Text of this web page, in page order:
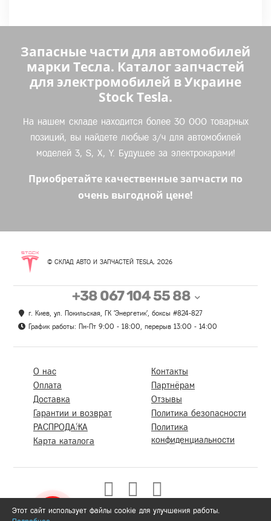
Запасные части для автомобилей
марки Тесла. Каталог запчастей
для электромобилей в Украине
Stock Tesla.
На нашем складе находится более 30 000 товарных
позиций, вы найдете любые з/ч для автомобилей
моделей 3, S, X, Y. Будущее за электрокарами!
Приобретайте качественные запчасти по
очень выгодной цене!
© СКЛАД АВТО И ЗАПЧАСТЕЙ TESLA, 2026
+38 067 104 55 88
г. Киев, ул. Покильская, ГК 'Энергетик', боксы #824-827
График работы: Пн-Пт 9:00 - 18:00, перерыв 13:00 - 14:00
О нас
Оплата
Доставка
Гарантии и возврат
РАСПРОДАЖА
Карта каталога
Контакты
Партнёрам
Отзывы
Политика безопасности
Политика
конфиденциальности
Этот сайт использует файлы cookie для улучшения работы.